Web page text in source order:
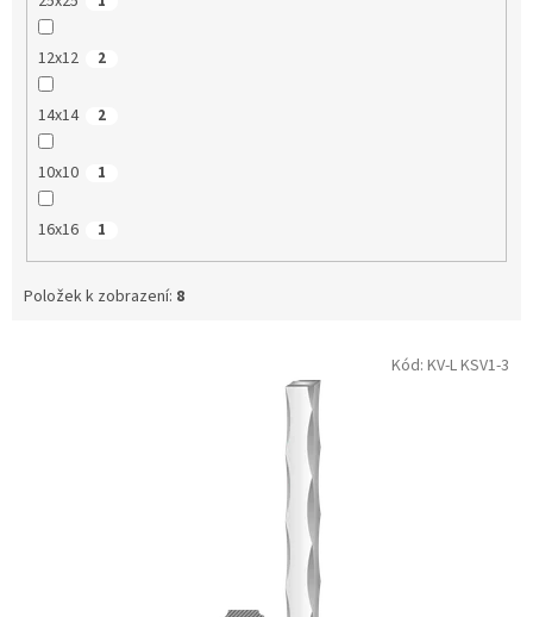
12x12 2
14x14 2
10x10 1
16x16 1
Položek k zobrazení: 8
Kód: KV-L KSV1-3